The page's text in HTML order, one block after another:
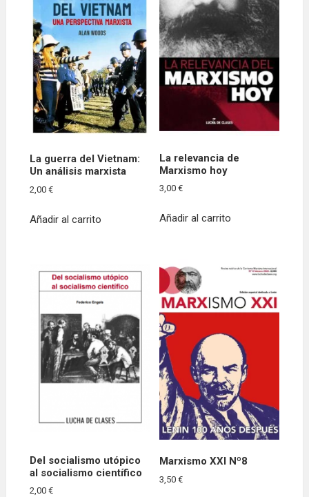
La guerra del Vietnam:
Un análisis marxista
2,00€
Añadir al carrito
La relevancia de
Marxismo hoy
3,00€
Añadir al carrito
Del socialismo utópico
al socialismo científico
2,00€
Marxismo XXI Nº8
3,50€